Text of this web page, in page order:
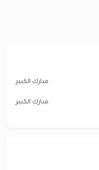
مبارك الكبير
مبارك الكبير